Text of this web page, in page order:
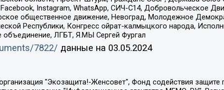
Instagram, WhatsApp, СИЧ-С14, Добровольческое
общественное движение, Невоград, Молодежное
Республики, Конгресс ойрат-калмыцкого народа,
объединение, ЛГБТ, Я.МЫ Сергей Фургал
7822/ данные на 03.05.2024
фонд "Гражданский союз", "Север.Реалии", Некоммерческая организация Фонд "Правовая инициатива", Общество с ограниченной ответственностью "Радио Свободная Европа/Радио Свобода", Чешское информационное агентство "MEDIUM-ORIENT", Красноярская региональная общественная организация "Мы против СПИДа", Камалягин Денис Николаевич, Маркелов Сергей Евгеньевич, Пономарев Лев Александрович, Савицкая Людмила Алексеевна, Автономная некоммерческая организация "Центр по работе с проблемой насилия "НАСИЛИЮ.НЕТ", Межрегиональный профессиональный союз работников здравоохранения "Альянс врачей", Юридическое лицо, зарегистрированное в Латвийской Республике, SIA "Medusa Project" (регистрационный номер 40103797863, дата регистрации 10.06.2014), Некоммерческая организация "Фонд по борьбе с коррупцией", Автономная некоммерческая организация "Институт права и публичной политики", Баданин Роман Сергеевич, Гликин Максим Александрович, Железнова Мария Михайловна, Лукьянова Юлия Сергеевна, Маетная Елизавета Витальевна, Маняхин Петр Борисович, Чуракова Ольга Владимировна, Ярош Юлия Петровна, Юридическое лицо "The Insider SIA", зарегистрированное в Риге, Латвийская Республика (дата регистрации 26.06.2015), являющееся администратором доменного имени интернет-издания "The Insider SIA", https://theins.ru, Постернак Алексей Евгеньевич, Рубин Михаил Аркадьевич, Анин Роман Александрович, Юридическое лицо Istories fonds, зарегистрированное в Латвийской Республике (регистрационный номер 50008295751, дата регистрации 24.02.2020), Великовский Дмитрий Александрович, Долинина Ирина Николаевна, Мароховская Алеся Алексеевна, Шлейнов Роман Юрьевич, Шмагун Олеся Валентиновна, Общество с ограниченной ответственностью "Альтаир 2021", Общество с ограниченной ответственностью "Вега 2021", Общество с ограниченной ответственностью "Главный редактор 2021", Общество с ограниченной ответственностью "Ромашки монолит", Важенков Артем Валерьевич, Ивановская областная общественная организация "Центр гендерных исследований", Гурман Юрий Альбертович, Медиапроект "ОВД-Инфо", Егоров Владимир Владимирович, Жилинский Владимир Александрович, Общество с ограниченной ответственностью "ЗП", Иванова София Юрьевна, Карезина Инна Павловна, Кильтау Екатерина Викторовна, Петров Алексей Викторович, Пискунов Сергей Евгеньевич, Смирнов Сергей Сергеевич, Тихонов Михаил Сергеевич, Общество с ограниченной ответственностью "ЖУРНАЛИСТ-ИНОСТРАННЫЙ АГЕНТ", Арапова Галина Юрьевна, Вольтская Татьяна Анатольевна, Американская компания "Mason G.E.S. Anonymous Foundation" (США), являющаяся владельцем интернет-издания https://mnews.world/, Компания "Stichting Bellingcat", зарегистрированная в Нидерландах (дата регистрации 11.07.2018), Захаров Андрей Вячеславович, Клепиковская Екатерина Дмитриевна, Общество с ограниченной ответственностью "МЕМО", Перл Роман Александрович, Симонов Евгений Алексеевич, Соловьева Елена Анатольевна, Сотников Даниил Владимирович, Сурначева Елизавета Дмитриевна, Автономная некоммерческая организация по защите прав человека и информированию населения "Якутия – Наше Мнение", Общество с ограниченной ответственностью "Москоу диджитал медиа", с 26.01.2023 Общество с ограниченной ответственностью "Чайка Белые сады", Ветошкина Валерия Валерьевна, Заговора Максим Александрович, Межрегиональное общественное движение "Российская ЛГБТ - сеть", Оленичев Максим Владимирович, Павлов Иван Юрьевич, Скворцова Елена Сергеевна, Общество с ограниченной ответственностью "Как бы инагент", Кочетков Игорь Викторович, Общество с ограниченной ответственностью "Честные выборы", Еланчик Олег Александрович, Общество с ограниченной ответственностью "Нобелевский призыв", Гималова Регина Эмилевна, Григорьев